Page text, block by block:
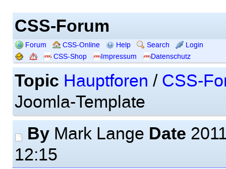
CSS-Forum
Forum CSS-Online Help Search
Login
CSS-Shop
Impressum Datenschutz
Topic Hauptforen / CSS-
Joomla-Template
ByMark Lange Date
12:15